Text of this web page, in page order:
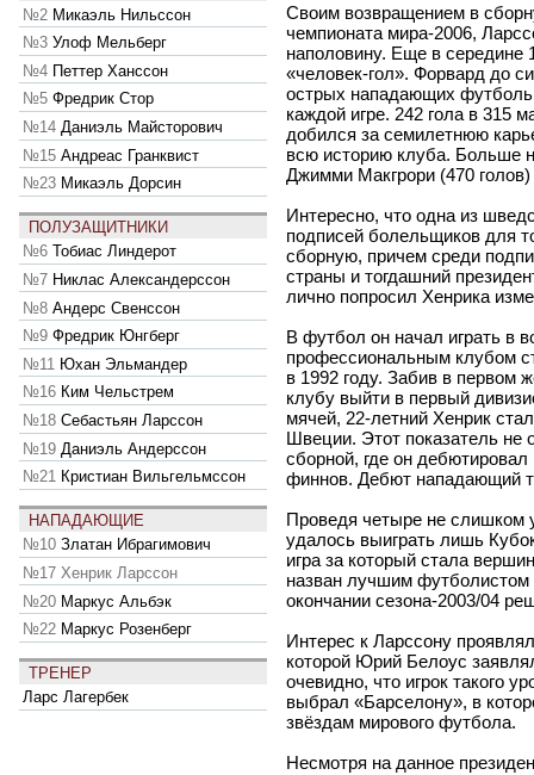
№2 Микаэль Нильссон
№3 Улоф Мельберг
№4 Петтер Ханссон
№5 Фредрик Стор
№14 Даниэль Майсторович
№15 Андреас Гранквист
№23 Микаэль Дорсин
ПОЛУЗАЩИТНИКИ
№6 Тобиас Линдерот
№7 Никлас Александерссон
№8 Андерс Свенссон
№9 Фредрик Юнгберг
№11 Юхан Эльмандер
№16 Ким Чельстрем
№18 Себастьян Ларссон
№19 Даниэль Андерссон
№21 Кристиан Вильгельмссон
НАПАДАЮЩИЕ
№10 Златан Ибрагимович
№17 Хенрик Ларссон
№20 Маркус Альбэк
№22 Маркус Розенберг
ТРЕНЕР
Ларс Лагербек
Своим возвращением в
чемпионата мира-2006,
наполовину. Еще в середине
«человек-гол». Форвард до
острых нападающих
каждой игре. 242 гола в 315
добился за семилетнюю
всю историю клуба. Больше
Джимми Макгрори (470
Интересно, что одна из
подписей болельщиков для
сборную, причем среди
страны и тогдашний
лично попросил Хенрика
В футбол он начал играть в
профессиональным клубом
в 1992 году. Забив в первом
клубу выйти в первый
мячей, 22-летний Хенрик
Швеции. Этот показатель не
сборной, где он дебютировал
финнов. Дебют нападающий
Проведя четыре не слишком
удалось выиграть лишь
игра за который стала
назван лучшим
окончании сезона-2003/04
Интерес к Ларссону
которой Юрий Белоус
очевидно, что игрок такого
выбрал «Барселону», в
звёздам мирового футбола.
Несмотря на данное